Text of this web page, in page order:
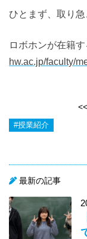
ひとまず、取り
ロボホンが在籍
hw.ac.jp/faculty/
#授業紹介
最新の記事